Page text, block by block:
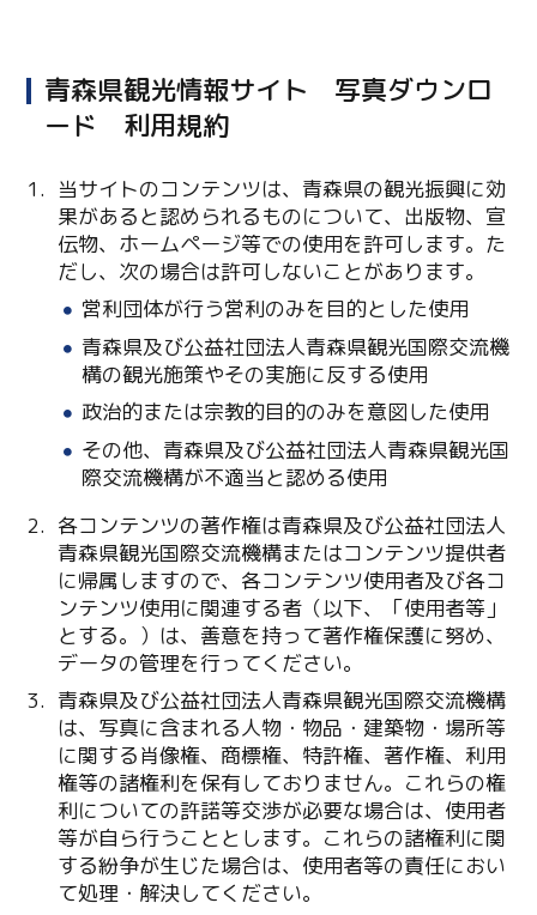
青森県観光情報サイト 写真ダウンロ
ード 利用規約
当サイトのコンテンツは、青森県の観光振興に効
果があると認められるものについて、出版物、宣
伝物、ホームページ等での使用を許可します。た
だし、次の場合は許可しないことがあります。
営利団体が行う営利のみを目的とした使用
青森県及び公益社団法人青森県観光国際交流機
構の観光施策やその実施に反する使用
政治的または宗教的目的のみを意図した使用
その他、青森県及び公益社団法人青森県観光国
際交流機構が不適当と認める使用
各コンテンツの著作権は青森県及び公益社団法人
青森県観光国際交流機構またはコンテンツ提供者
に帰属しますので、各コンテンツ使用者及び各コ
ンテンツ使用に関連する者（以下、「使用者等」
とする。）は、善意を持って著作権保護に努め、
データの管理を行ってください。
青森県及び公益社団法人青森県観光国際交流機構
は、写真に含まれる人物・物品・建築物・場所等
に関する肖像権、商標権、特許権、著作権、利用
権等の諸権利を保有しておりません。これらの権
利についての許諾等交渉が必要な場合は、使用者
等が自ら行うこととします。これらの諸権利に関
する紛争が生じた場合は、使用者等の責任におい
て処理・解決してください。
Twitter
Facebook
Line
Copy URL